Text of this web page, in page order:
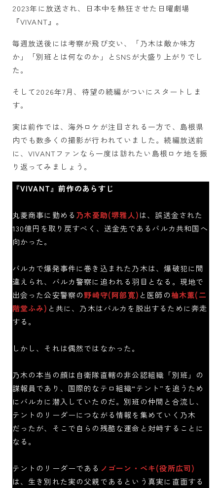
2023年に放送され、日本中を熱狂させた日曜劇場
『VIVANT』。
毎週放送後には考察が飛び交い、「乃木は敵か味方
か」「別班とは何なのか」とSNSが大盛り上がりでし
た。
そして2026年7月、待望の続編がついにスタートしま
す。
実は前作では、海外ロケが注目される一方で、島根県
内でも数多くの撮影が行われていました。続編放送前
に、VIVANTファンなら一度は訪れたい島根ロケ地を振
り返ってみましょう。
『VIVANT』前作のあらすじ
丸菱商事に勤める 乃木憂助(堺雅人)は、誤送金された
130億円を取り戻すべく、送金先であるバルカ共和国へ
向かった。
バルカで爆発事件に巻き込まれた乃木は、爆破犯に間
違えられ、バルカ警察に追われる羽目となる。現地で
出会った公安警察の野崎守(阿部寛) と医師の柚木薫(二
階堂ふみ) と共に、乃木はバルカを脱出するために奔走
する。
しかし、それは偶然ではなかった。
乃木の本当の顔は自衛隊直轄の非公認組織「別班」の
諜報員であり、国際的なテロ組織“テント”を追うため
にバルカに潜入していたのだ。別班の仲間と合流し、
テントのリーダーにつながる情報を集めていく乃木
だったが、そこで自らの残酷な運命と対峙することに
なる。
テントのリーダーである ノゴーン・ベキ(役所広司)
は、生き別れた実の父親であるという真実に直面する